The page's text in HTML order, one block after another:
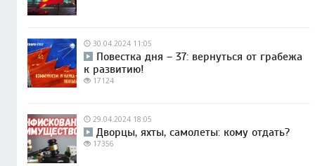
30.04.2024 11:05
Повестка дня – 37: вернуться от грабежа
к развитию!
17124
29.04.2024 18:05
Дворцы, яхты, самолеты: кому отдать?
17356